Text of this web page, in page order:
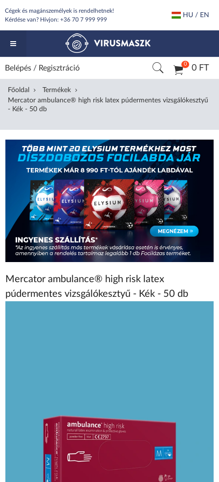
Cégek és magánszemélyek is rendelhetnek!
Kérdése van? Hívjon: +36 70 7 999 999
HU / EN
0 0 FT
Belépés / Regisztráció
Főoldal
Termékek
Mercator ambulance® high risk latex púdermentes vizsgálókesztyű
- Kék - 50 db
Mercator ambulance® high risk latex
púdermentes vizsgálókesztyű - Kék - 50 db